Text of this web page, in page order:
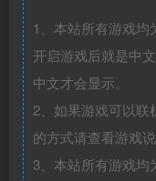
1、本站所有游戏均
开启游戏后就是中
中文才会显示。
2、如果游戏可以联
的方式请查看游戏说
3、本站所有游戏均